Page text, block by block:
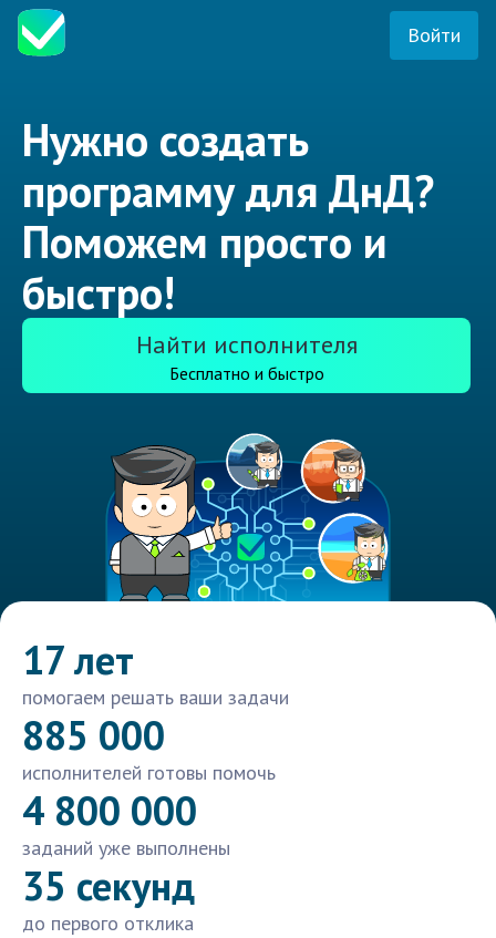
Войти
Нужно создать
программу для ДнД?
Поможем просто и
быстро!
Найти исполнителя
Бесплатно и быстро
17 лет
помогаем решать ваши задачи
885 000
исполнителей готовы помочь
4 800 000
заданий уже выполнены
35 секунд
до первого отклика